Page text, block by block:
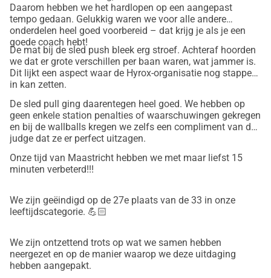
nekünk átlépni a célvonalat Stockholmban és egyben
támogass egy szép helyi célt.
Köszönjük a szívedből jövő támogatásodat !
Giovanna & Ellie
Daarom hebben we het hardlopen op een aangepast
tempo gedaan. Gelukkig waren we voor alle andere
onderdelen heel goed voorbereid – dat krijg je als je een
goede coach hebt!
De mat bij de sled push bleek erg stroef. Achteraf hoorden
we dat er grote verschillen per baan waren, wat jammer is.
Dit lijkt een aspect waar de Hyrox-organisatie nog stappen
in kan zetten.
De sled pull ging daarentegen heel goed. We hebben op
geen enkele station penalties of waarschuwingen gekregen
en bij de wallballs kregen we zelfs een compliment van de
judge dat ze er perfect uitzagen.
Onze tijd van Maastricht hebben we met maar liefst 15
minuten verbeterd!!!
We zijn geëindigd op de 27e plaats van de 33 in onze
leeftijdscategorie. 💪🏻
We zijn ontzettend trots op wat we samen hebben
neergezet en op de manier waarop we deze uitdaging
hebben aangepakt.